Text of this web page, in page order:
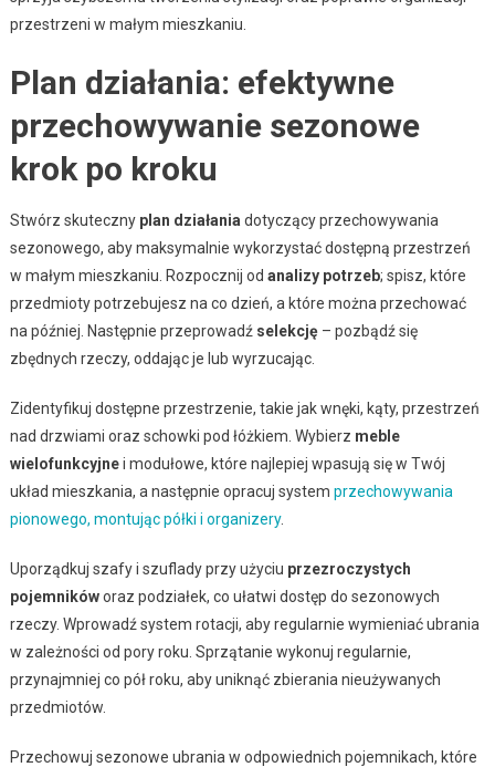
przestrzeni w małym mieszkaniu.
Plan działania: efektywne
przechowywanie sezonowe
krok po kroku
Stwórz skuteczny plan działania dotyczący przechowywania
sezonowego, aby maksymalnie wykorzystać dostępną przestrzeń
w małym mieszkaniu. Rozpocznij od analizy potrzeb; spisz, które
przedmioty potrzebujesz na co dzień, a które można przechować
na później. Następnie przeprowadź selekcję– pozbądź się
zbędnych rzeczy, oddając je lub wyrzucając.
Zidentyfikuj dostępne przestrzenie, takie jak wnęki, kąty, przestrzeń
nad drzwiami oraz schowki pod łóżkiem. Wybierz meble
wielofunkcyjnei modułowe, które najlepiej wpasują się w Twój
układ mieszkania, a następnie opracuj system przechowywania
pionowego, montując półki i organizery.
Uporządkuj szafy i szuflady przy użyciu przezroczystych
pojemnikóworaz podziałek, co ułatwi dostęp do sezonowych
rzeczy. Wprowadź system rotacji, aby regularnie wymieniać ubrania
w zależności od pory roku. Sprzątanie wykonuj regularnie,
przynajmniej co pół roku, aby uniknąć zbierania nieużywanych
przedmiotów.
Przechowuj sezonowe ubrania w odpowiednich pojemnikach, które